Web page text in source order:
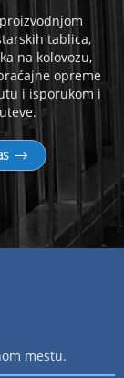
tablica,
na kolovozu,
opreme
i isporukom i
mestu.